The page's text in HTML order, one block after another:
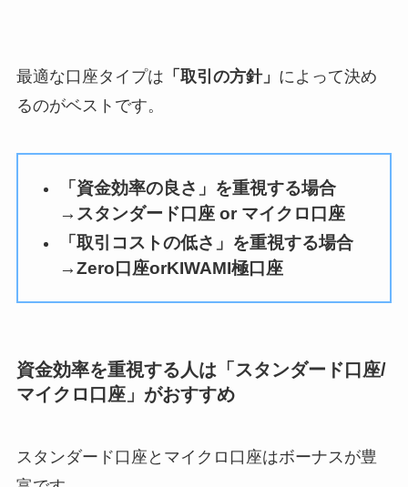
最適な口座タイプは 「取引の方針」 によって決め
るのがベストです。
「資金効率の良さ」を重視する場合
→ スタンダード口座 or マイクロ口座
「取引コストの低さ」を重視する場合
→Zero口座orKIWAMI極口座
資金効率を重視する人は「スタンダード口座/
マイクロ口座」がおすすめ
スタンダード口座とマイクロ口座はボーナスが豊